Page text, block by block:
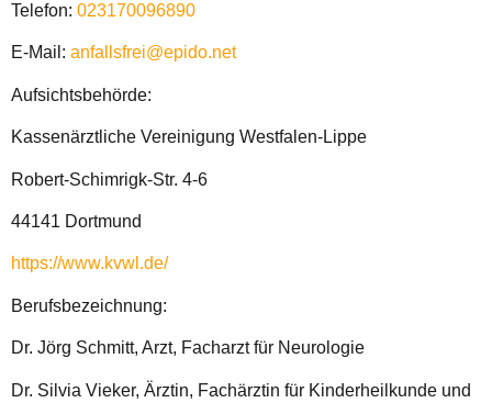
Telefon: 023170096890
E-Mail: anfallsfrei@epido.net
Aufsichtsbehörde:
Kassenärztliche Vereinigung Westfalen-Lippe
Robert-Schimrigk-Str. 4-6
44141 Dortmund
https://www.kvwl.de/
Berufsbezeichnung:
Dr. Jörg Schmitt, Arzt, Facharzt für Neurologie
Dr. Silvia Vieker, Ärztin, Fachärztin für Kinderheilkunde und